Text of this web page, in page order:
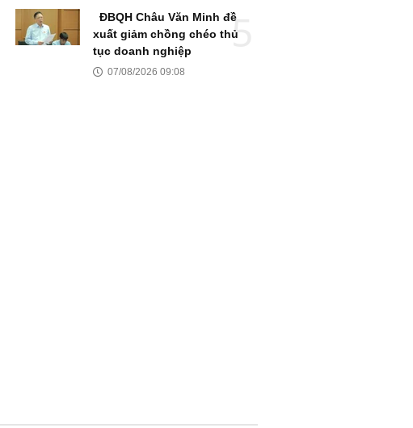
ĐBQH Châu Văn Minh đề
xuất giảm chồng chéo thủ
tục doanh nghiệp
07/08/2026 09:08